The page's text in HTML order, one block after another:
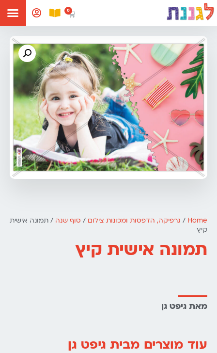
Home
/ גרפיקה, הדפסות ומכונות צילום / סוף שנה / תמונה אישית
קיץ
תמונה אישית קיץ
מאת גיפט גן
עוד מוצרים מבית גיפט גן